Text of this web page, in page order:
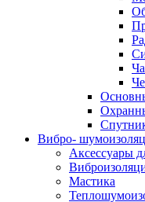
Вибро-
Аксессуары
Мастика